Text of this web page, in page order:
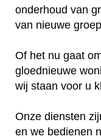
onderhoud van
van nieuwe
Of het nu gaat
gloednieuwe
wij staan voor u
Onze diensten
en we bedienen